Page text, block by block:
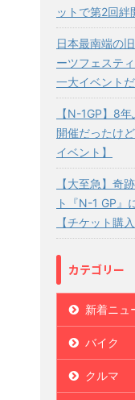
ットで第2回絆
日本最南端の
ーツフェステ
一大イベントだ
【N-1GP】8
開催だったけ
イベント】
【大至急】奇
ト『N-1 GP』
【チケット購
カテゴリー
新着ニュ
バイク
クルマ